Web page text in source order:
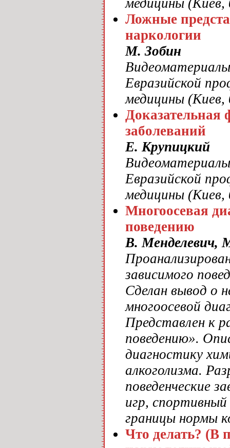
медицины (Киев,
Ложные
наркологии
М. Зобин
Евразийской
медицины (Киев,
Доказательная
заболеваний
Е. Крупицкий
Евразийской
медицины (Киев,
Многоосевая
поведению
В. Менделевич,
зависимого
Сделан вывод о
многоосевой
Представлен к
поведению».
диагностику
алкоголизма.
поведенческие
игр,
границы нормы
Что делать? (В